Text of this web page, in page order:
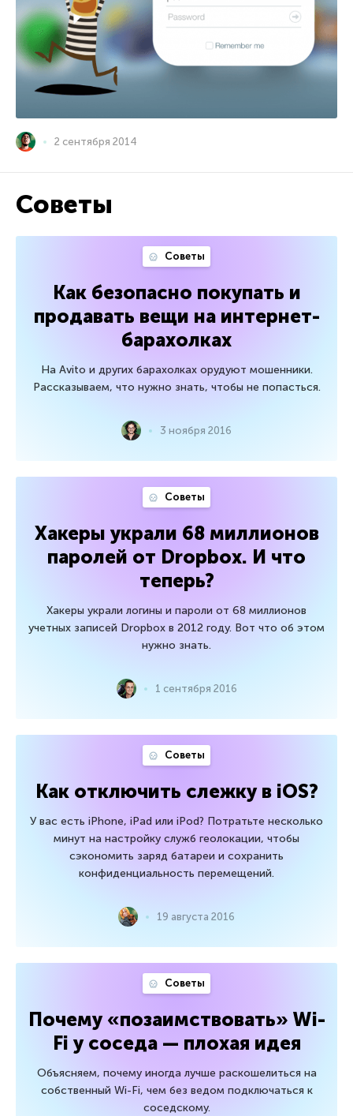
2 сентября 2014
Советы
Советы
Как безопасно покупать и
продавать вещи на интернет-
барахолках
На Avito и других барахолках орудуют мошенники.
Рассказываем, что нужно знать, чтобы не попасться.
3 ноября 2016
Советы
Хакеры украли 68 миллионов
паролей от Dropbox. И что
теперь?
Хакеры украли логины и пароли от 68 миллионов
учетных записей Dropbox в 2012 году. Вот что об этом
нужно знать.
1 сентября 2016
Советы
Как отключить слежку в iOS?
У вас есть iPhone, iPad или iPod? Потратьте несколько
минут на настройку служб геолокации, чтобы
сэкономить заряд батареи и сохранить
конфиденциальность перемещений.
19 августа 2016
Советы
Почему «позаимствовать» Wi-
Fi у соседа — плохая идея
Объясняем, почему иногда лучше раскошелиться на
собственный Wi-Fi, чем без ведом подключаться к
соседскому.